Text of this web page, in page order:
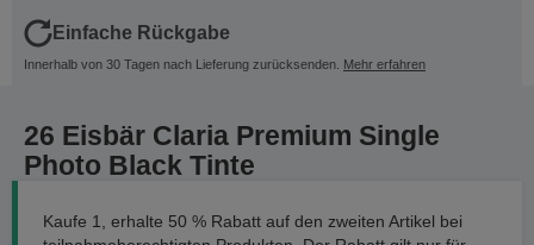
Einfache Rückgabe
Innerhalb von 30 Tagen nach Lieferung zurücksenden. Mehr erfahren
26 Eisbär Claria Premium Single
Photo Black Tinte
Kaufe 1, erhalte 50 % Rabatt auf den zweiten Artikel bei